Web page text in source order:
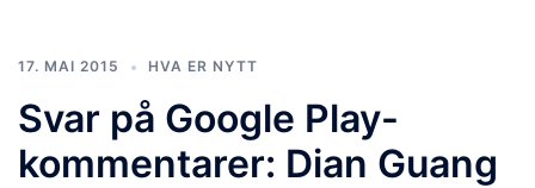
17. MAI 2015 HVA ER NYTT
Svar på Google Play-
kommentarer: Dian Guang